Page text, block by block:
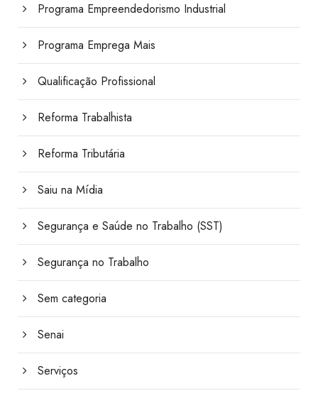
Programa Empreendedorismo Industrial
Programa Emprega Mais
Qualificação Profissional
Reforma Trabalhista
Reforma Tributária
Saiu na Mídia
Segurança e Saúde no Trabalho (SST)
Segurança no Trabalho
Sem categoria
Senai
Serviços